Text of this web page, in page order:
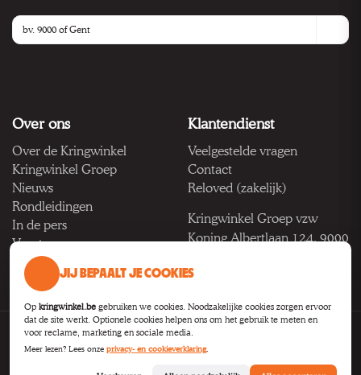
Over ons
Over de Kringwinkel
Kringwinkel Groep
Nieuws
Rondleidingen
In de pers
Vacatures
Klantendienst
Veelgestelde vragen
Contact
Reloved (zakelijk)
Kringwinkel Groep vzw
Koning Albertlaan 124, 9000
BTW BE 1033.922.208
PrivacyVoorwaardenToegankelijkheid
B2B
JIJ BEPAALT JE COOKIES
Op kringwinkel.be gebruiken we cookies. Noodzakelijke cookies zorgen ervoor
dat de site werkt. Optionele cookies helpen ons om het gebruik te meten en
voor reclame, marketing en sociale media.
Meer lezen? Lees onze privacy- en cookieverklaring.